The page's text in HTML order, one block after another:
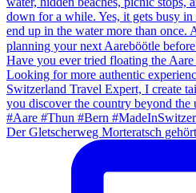
Der Gletscherweg Morteratsch